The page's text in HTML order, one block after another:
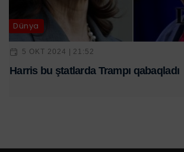
Dünya
5 OKT 2024 | 21:52
Harris bu ştatlarda Trampı qabaqladı